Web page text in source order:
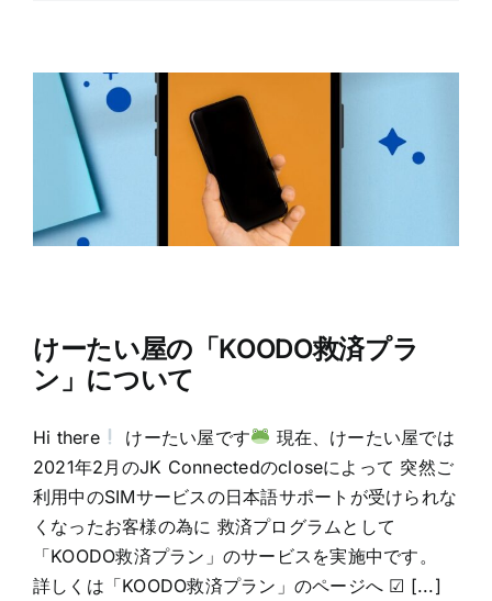
けーたい屋の「KOODO救済プラ
ン」について
Hi there けーたい屋です
現在、けーたい屋では
2021年2月のJK Connectedのcloseによって 突然ご
利用中のSIMサービスの日本語サポートが受けられな
くなったお客様の為に 救済プログラムとして
「KOODO救済プラン」のサービスを実施中です。
詳しくは「KOODO救済プラン」のページへ ☑ [...]